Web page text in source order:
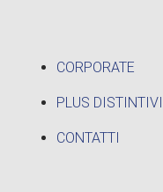
CORPORATE
PLUS DISTINTIVI
CONTATTI